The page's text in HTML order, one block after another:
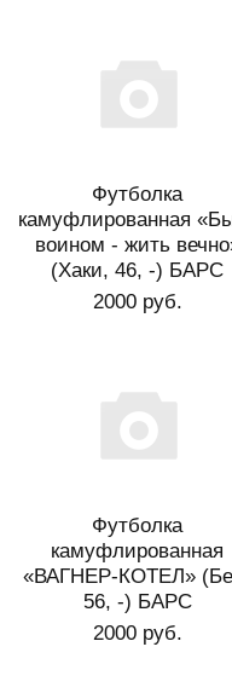
Футболка
камуфлированная
воином - жить
(Хаки, 46, -) БАРС
2000 руб.
Футболка
камуфлированная
«ВАГНЕР-КОТЕЛ»
56, -) БАРС
2000 руб.